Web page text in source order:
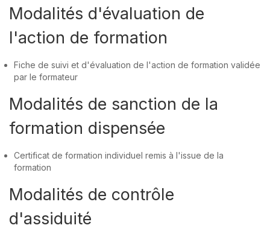
Modalités d'évaluation de
l'action de formation
Fiche de suivi et d'évaluation de l'action de formation validée
par le formateur
Modalités de sanction de la
formation dispensée
Certificat de formation individuel remis à l'issue de la
formation
Modalités de contrôle
d'assiduité